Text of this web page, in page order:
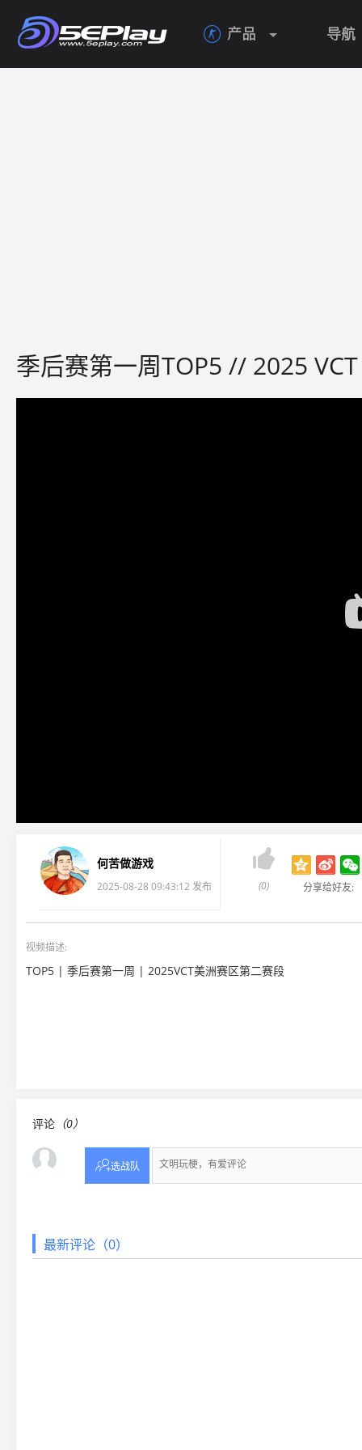
 产品 导航
季后赛第一周TOP5 // 2025
何苦做游戏
2025-08-28 09:43:12 发布

(0) 分享给好友:
视频描述:
TOP5 | 季后赛第一周 | 2025VCT美洲赛区第二赛段
评论 （0）
选战队
最新评论（0）